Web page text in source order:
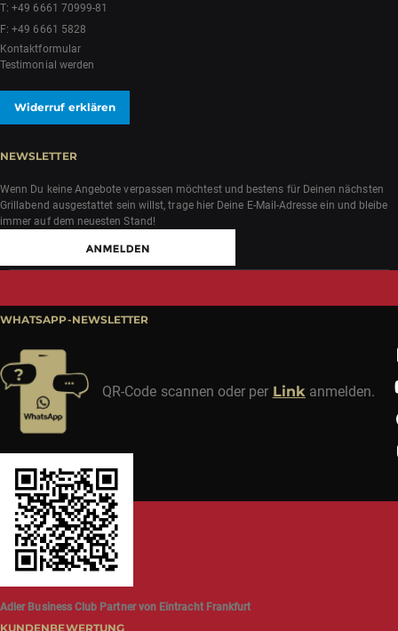
T:+49 6661 70999-81
F: +49 6661 5828
Kontaktformular
Testimonial werden
Widerruf erklären
NEWSLETTER
Wenn Du keine Angebote verpassen möchtest und bestens für Deinen nächsten
Grillabend ausgestattet sein willst, trage hier Deine E-Mail-Adresse ein und bleibe
immer auf dem neuesten Stand!
WHATSAPP-NEWSLETTER
QR-Code scannen oder per Linkanmelden.
Adler Business Club Partner von Eintracht Frankfurt
KUNDENBEWERTUNG